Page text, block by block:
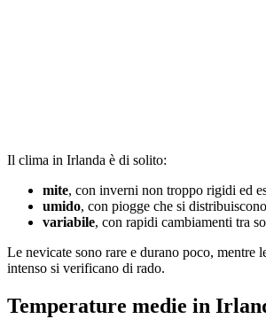
Il clima in Irlanda è di solito:
mite, con inverni non troppo rigidi ed
umido, con piogge che si
variabile, con rapidi cambiamenti tra
Le nevicate sono rare e durano poco, mentre
intenso si verificano di rado.
Temperature medie in